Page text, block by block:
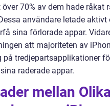
70% av dem hade råkat
användare letade
sina förlorade appar.
att majoriteten av
på tredjepartsapplikationer
raderade appar.
mellan